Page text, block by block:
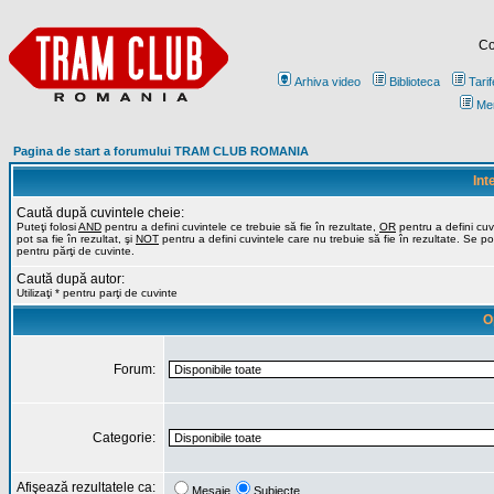
Arhiva video Biblioteca
Pagina de start a forumului TRAM CLUB ROMANIA
Caută după cuvintele cheie:
Puteţi folosiAND pentru a defini cuvintele ce trebuie să fie în rezultate, OR pentru a defini
pot sa fie în rezultat, şi NOT pentru a defini cuvintele care nu trebuie să fie în rezultate. Se
pentru părţi de cuvinte.
Caută după autor:
Utilizaţi * pentru parţi de cuvinte
Forum:
Categorie:
Afişează rezultatele ca: Mesaje Subiecte